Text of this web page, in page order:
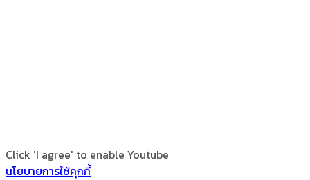
Click 'I agree' to enable Youtube
นโยบายการใช้คุกกี้